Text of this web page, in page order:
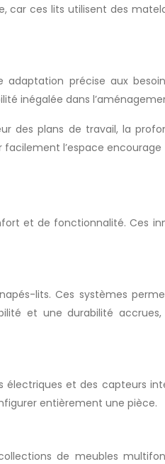
car ces lits utilisent des
adaptation précise aux
inégalée dans
des plans de travail, la
l’espace
et de fonctionnalité. Ces
lits. Ces systèmes
et une durabilité
électriques et des capteurs
entièrement une pièce.
de meubles